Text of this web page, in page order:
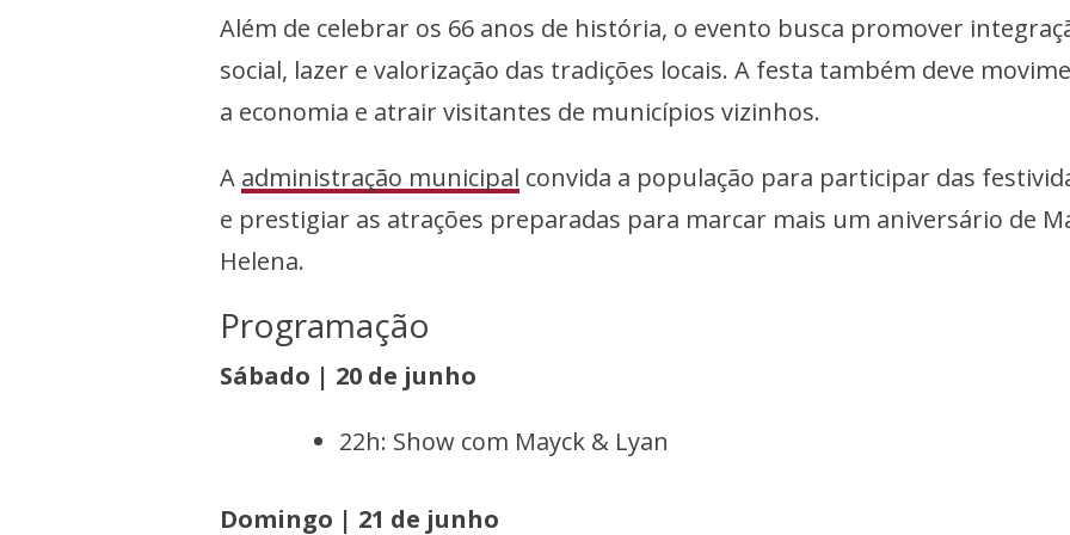
Além de celebrar os 66 anos de história, o evento busca promover
social, lazer e valorização das tradições locais. A festa também deve
a economia e atrair visitantes de municípios vizinhos.
A administração municipal convida a população para participar das
e prestigiar as atrações preparadas para marcar mais um aniversário de
Helena.
Programação
Sábado | 20 de junho
22h: Show com Mayck & Lyan
Domingo | 21 de junho